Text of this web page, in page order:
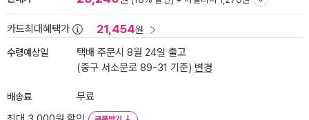
카드최대혜택가 21,454원
수령예상일
택배 주문시 8월 24일 출고
(중구 서소문로 89-31 기준) 변경
배송료
무료